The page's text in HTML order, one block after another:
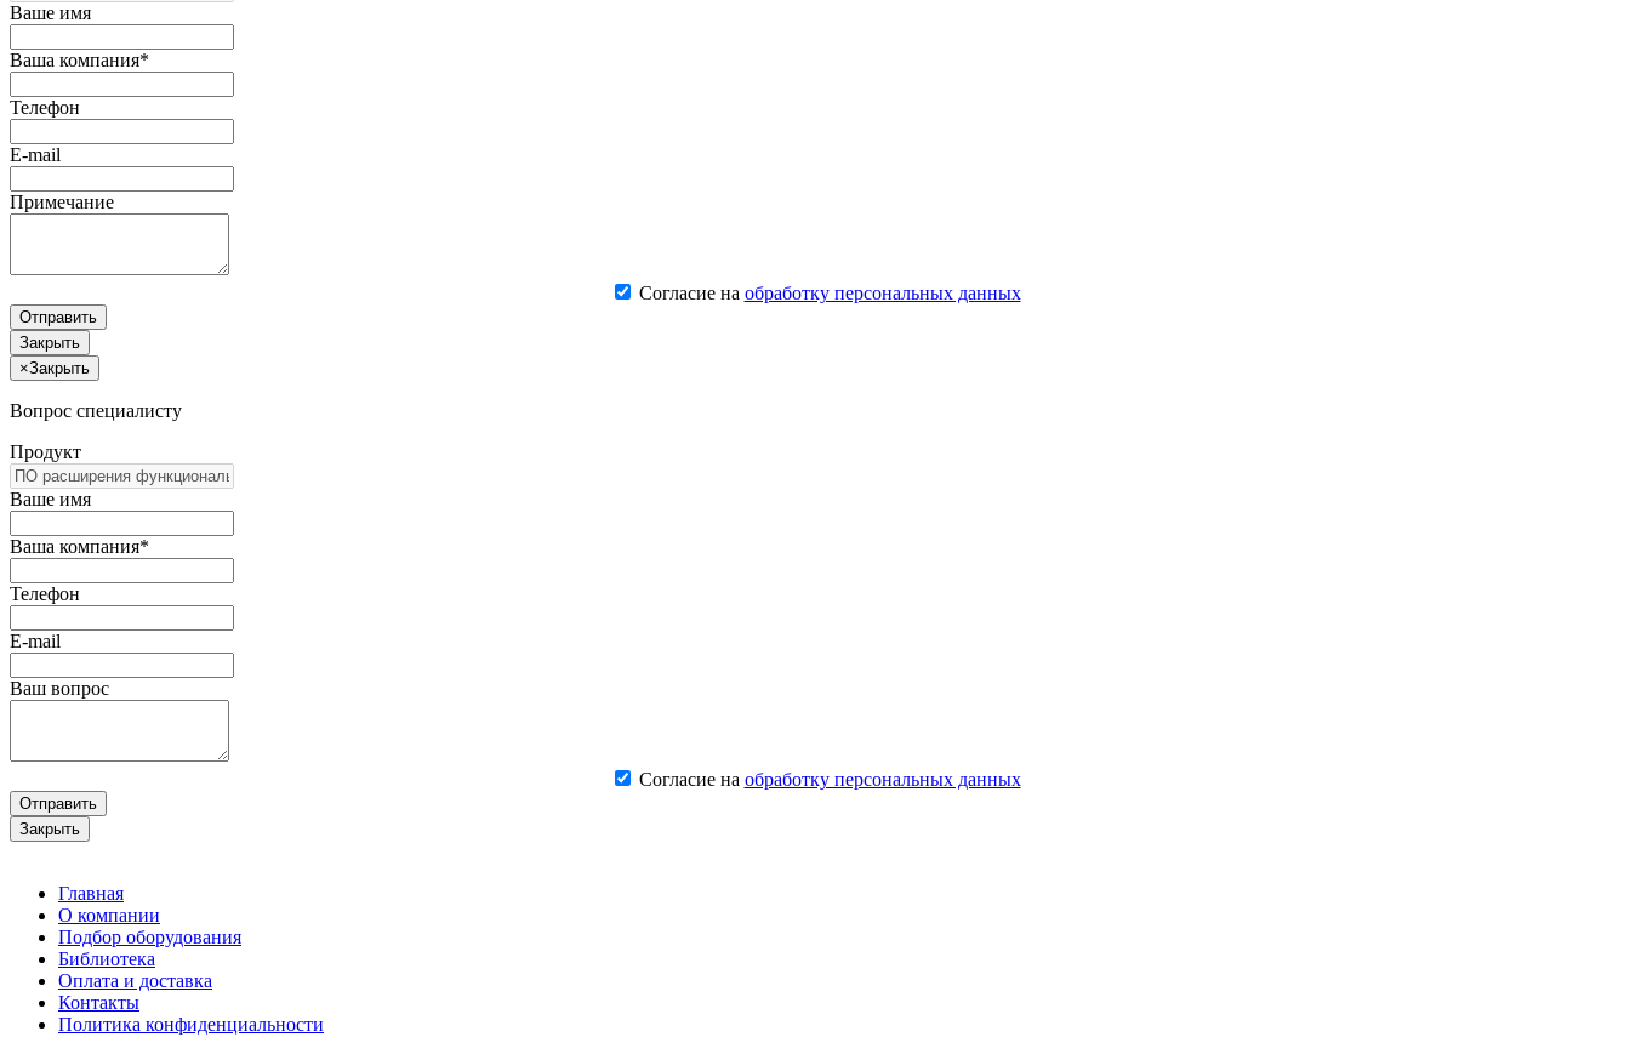
Ваше имя
Ваша компания*
Телефон
E-mail
Примечание
Согласие на обработку персональных данных
Отправить
Закрыть
×Закрыть
Вопрос специалисту
Продукт
Ваше имя
Ваша компания*
Телефон
E-mail
Ваш вопрос
Согласие на обработку персональных данных
Отправить
Закрыть
Главная
О компании
Подбор оборудования
Библиотека
Оплата и доставка
Контакты
Политика конфиденциальности